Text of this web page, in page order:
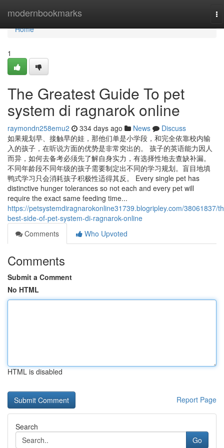
modernbookmarks
Home
Home
1
The Greatest Guide To pet
system di ragnarok online
raymondn258emu2 334 days ago News
Discuss
如果规划早、接触早的娃，那他们单是小学段，和完全依靠校内输
入的孩子，在听说方面的优势是非常突出的。 孩子的英语能力因人
而异，如何去备考必须先了解自身实力，有选择性地去查缺补漏。
不同年龄段不同年级的孩子需要制定出不同的学习规划。盲目地填
鸭式学习只会消耗孩子积极性适得其反。 Every single pet has
distinctive hunger tolerances so not each and every pet will
require the exact same feeding time...
https://petsystemdiragnarokonline31739.blogripley.com/38061837/
best-side-of-pet-system-di-ragnarok-online
Comments
Who Upvoted
Comments
Submit a Comment
No HTML
HTML is disabled
Report Page
Search
Go